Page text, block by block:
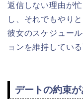
返信しない理由が
し、それでもやり
彼女のスケジュー
ョンを維持してい
デートの約束が